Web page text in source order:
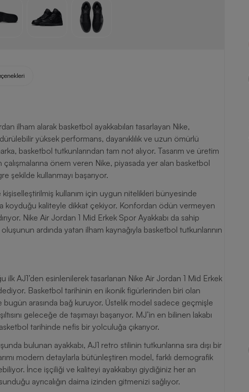
ilham alarak basketbol ayakkabıları tasarlayan Nike,
yüksek performans, dayanıklılık ve uzun ömürlü
basketbol tutkunlarından tam not alıyor. Tasarım ve üretim
önem veren Nike, piyasada yer alan basketbol
şekilde kullanmayı başarıyor.
kişiselleştirilmiş kullanım için uygun nitelikleri bünyesinde
koyduğu kaliteyle dikkat çekiyor. Konfordan ödün vermeyen
Nike Air Jordan 1 Mid Erkek Spor Ayakkabı da sahip
ardında yatan ilham kaynağıyla basketbol tutkunlarının
ilk AJ1’den esinlenilerek tasarlanan Nike Air Jordan 1 Mid Erkek
Basketbol tarihinin en ikonik figürlerinden biri olan
bugün arasında bağ kuruyor. Üstelik model sadece geçmişle
geleceğe de taşımayı başarıyor. MJ’in en bilinen lakabı
tarihinde nefis bir yolculuğa çıkarıyor.
bulunan ayakkabı, AJ1 retro stilinin tutkunlarına sıra dışı bir
modern detaylarla bütünleştiren model, farklı demografik
İnce işçiliği ve kaliteyi ayakkabıyı giydiğiniz her an
ayrıcalığın daima izinden gitmenizi sağlıyor.